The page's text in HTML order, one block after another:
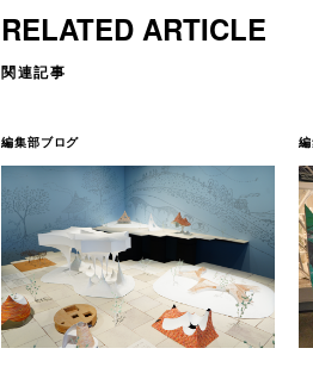
RELATED ARTICLE
関連記事
編集部ブログ